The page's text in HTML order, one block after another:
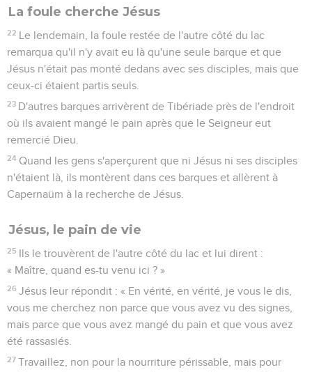
La foule cherche Jésus
22 Le lendemain, la foule restée de l'autre côté du lac
remarqua qu'il n'y avait eu là qu'une seule barque et que
Jésus n'était pas monté dedans avec ses disciples, mais que
ceux-ci étaient partis seuls.
23 D'autres barques arrivèrent de Tibériade près de l'endroit
où ils avaient mangé le pain après que le Seigneur eut
remercié Dieu.
24 Quand les gens s'aperçurent que ni Jésus ni ses disciples
n'étaient là, ils montèrent dans ces barques et allèrent à
Capernaüm à la recherche de Jésus.
Jésus, le pain de vie
25 Ils le trouvèrent de l'autre côté du lac et lui dirent :
« Maître, quand es-tu venu ici ? »
26 Jésus leur répondit : « En vérité, en vérité, je vous le dis,
vous me cherchez non parce que vous avez vu des signes,
mais parce que vous avez mangé du pain et que vous avez
été rassasiés.
27 Travaillez, non pour la nourriture périssable, mais pour